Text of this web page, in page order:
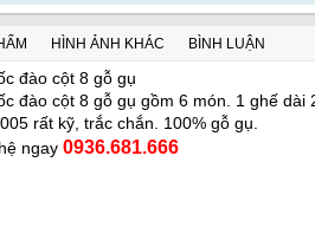
HÌNH ẢNH KHÁC BÌNH LUẬN
đào cột 8 gỗ gụ
đào cột 8 gỗ gụ gồm 6 món. 1 ghế
rất kỹ, trắc chắn. 100% gỗ gụ.
ngay 0936.681.666